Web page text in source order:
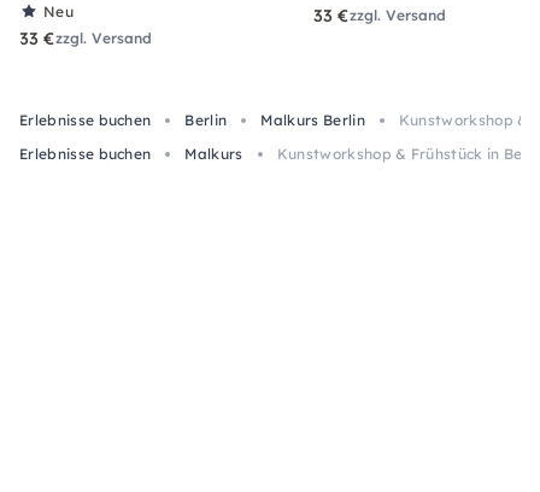
Neu
33 €zzgl. Versand
33 €zzgl. Versand
Erlebnisse buchen Berlin Malkurs Berlin
Kunstworkshop &
Erlebnisse buchen
Malkurs Kunstworkshop & Frühstück in